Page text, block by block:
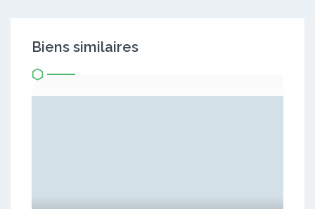
Biens similaires